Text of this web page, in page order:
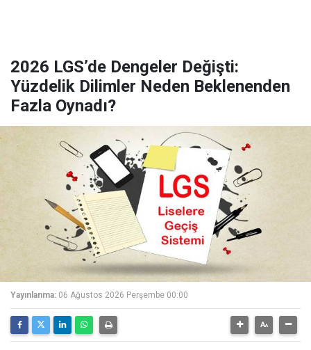
2026 LGS’de Dengeler Değişti:
Yüzdelik Dilimler Neden Beklenenden
Fazla Oynadı?
Yayınlanma: 06 Ağustos 2026 Perşembe 00:00